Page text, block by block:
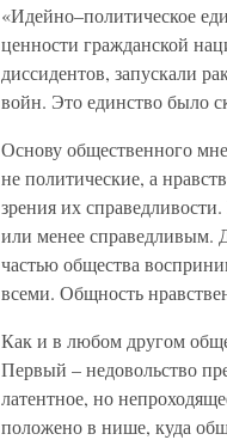
«Идейно–политическое
ценности гражданской
диссидентов, запускали
войн. Это единство было
Основу общественного
не политические, а
зрения их
или менее справедливым.
частью общества
всеми. Общность
Как и в любом другом
Первый – недовольство
латентное, но
положено в нише, куда